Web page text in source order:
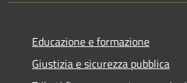
Educazione e formazione
Giustizia e sicurezza pubblica